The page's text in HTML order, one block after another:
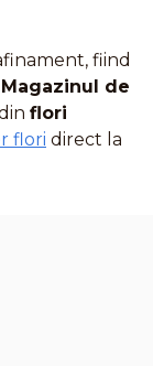
fiind
Magazinul de
flori
flori direct la